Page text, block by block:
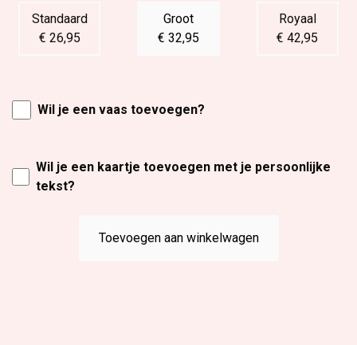
Standaard
€ 26,95
Groot
€ 32,95
Royaal
€ 42,95
Wil je een vaas toevoegen?
Wil je een kaartje toevoegen met je persoonlijke
tekst?
Toevoegen aan winkelwagen